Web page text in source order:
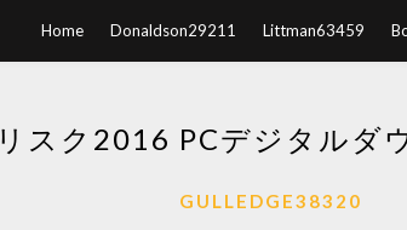
Home Donaldson29211 Littman63459
リスク2016 PCデジタルダ
GULLEDGE38320